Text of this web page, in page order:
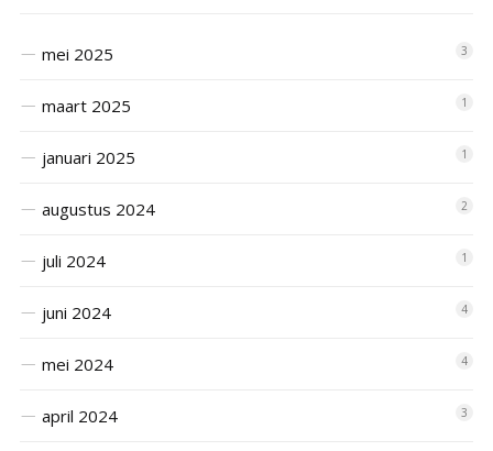
mei 2025 3
maart 2025 1
januari 2025 1
augustus 2024 2
juli 2024 1
juni 2024 4
mei 2024 4
april 2024 3